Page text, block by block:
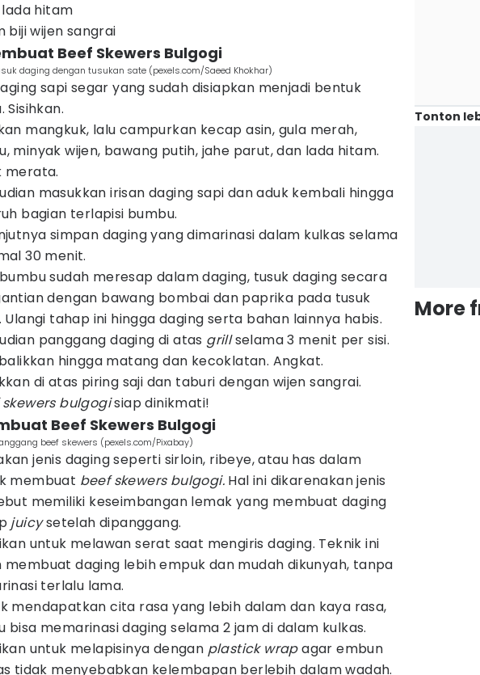
lada hitam
biji wijen sangrai
Beef Skewers Bulgogi
daging dengan tusukan sate (pexels.com/Saeed Khokhar)
sapi segar yang sudah disiapkan menjadi bentuk
Sisihkan.
mangkuk, lalu campurkan kecap asin, gula merah,
minyak wijen, bawang putih, jahe parut, dan lada hitam.
merata.
masukkan irisan daging sapi dan aduk kembali hingga
bagian terlapisi bumbu.
simpan daging yang dimarinasi dalam kulkas selama
30 menit.
sudah meresap dalam daging, tusuk daging secara
dengan bawang bombai dan paprika pada tusuk
Ulangi tahap ini hingga daging serta bahan lainnya habis.
panggang daging di atas grillselama 3 menit per sisi.
hingga matang dan kecoklatan. Angkat.
di atas piring saji dan taburi dengan wijen sangrai.
skewers bulgogisiap dinikmati!
Beef Skewers Bulgogi
beef skewers (pexels.com/Pixabay)
jenis daging seperti sirloin, ribeye, atau has dalam
membuat beef skewers bulgogi. Hal ini dikarenakan jenis
memiliki keseimbangan lemak yang membuat daging
juicysetelah dipanggang.
untuk melawan serat saat mengiris daging. Teknik ini
membuat daging lebih empuk dan mudah dikunyah, tanpa
terlalu lama.
mendapatkan cita rasa yang lebih dalam dan kaya rasa,
bisa memarinasi daging selama 2 jam di dalam kulkas.
untuk melapisinya dengan plastick wrapagar embun
tidak menyebabkan kelembapan berlebih dalam wadah.
Tonton
More